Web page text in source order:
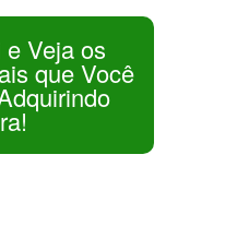
Veja os
que Você